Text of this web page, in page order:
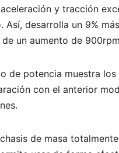
y tracción
Así, desarrolla un 9%
un aumento de
de potencia muestra
con el anterior
de masa